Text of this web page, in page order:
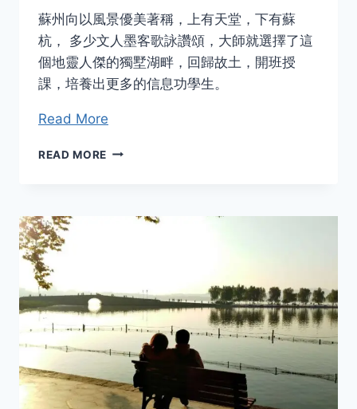
忠
蘇州向以風景優美著稱，上有天堂，下有蘇
杭， 多少文人墨客歌詠讚頌，大師就選擇了這
個地靈人傑的獨墅湖畔，回歸故土，開班授
課，培養出更多的信息功學生。
Read More
READ MORE MZI
&
11/5)